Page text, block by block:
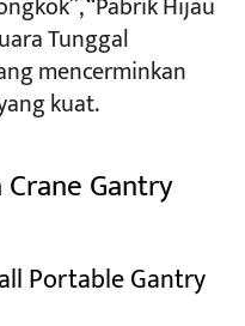
“Pabrik Hijau
Tunggal
mencerminkan
kuat.
Crane Gantry
Portable Gantry